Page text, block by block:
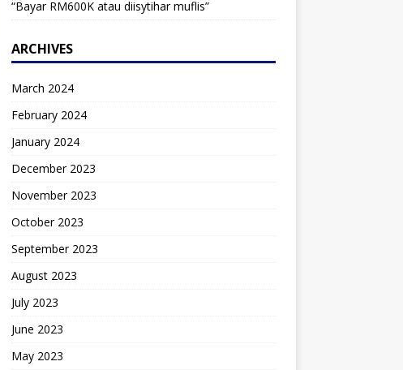
“Bayar RM600K atau diisytihar muflis”
ARCHIVES
March 2024
February 2024
January 2024
December 2023
November 2023
October 2023
September 2023
August 2023
July 2023
June 2023
May 2023